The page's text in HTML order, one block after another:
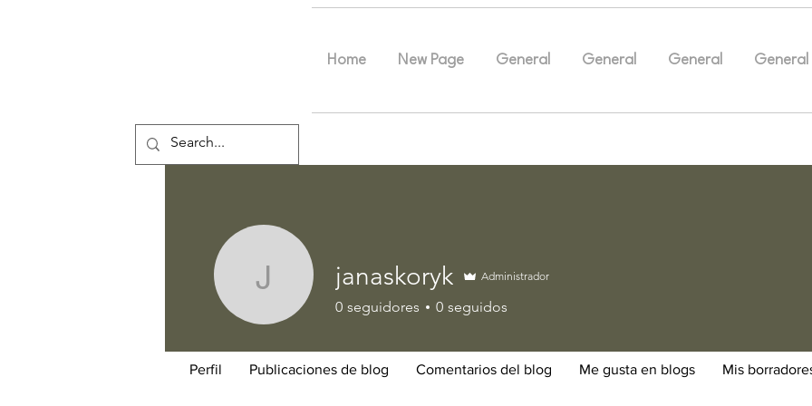
Home New Page General General General General
janaskoryk
janaskoryk Administrador
0 seguidores 0 seguidos
Perfil Publicaciones de blog Comentarios del blog Me gusta en blogs Mis